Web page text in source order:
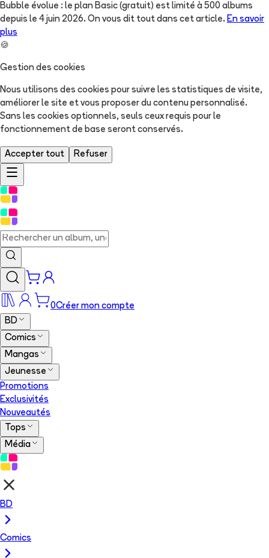
Bubble évolue : le plan Basic (gratuit) est limité à 500 albums
depuis le 4 juin 2026. On vous dit tout dans cet article. En savoir
plus
🍪
Gestion des cookies
Nous utilisons des cookies pour suivre les statistiques de visite,
améliorer le site et vous proposer du contenu personnalisé.
Sans les cookies optionnels, seuls ceux requis pour le
fonctionnement de base seront conservés.
Accepter tout Refuser
0Créer mon compte
BD
Comics
Mangas
Jeunesse
Promotions
Exclusivités
Nouveautés
Tops
Média
BD
Comics